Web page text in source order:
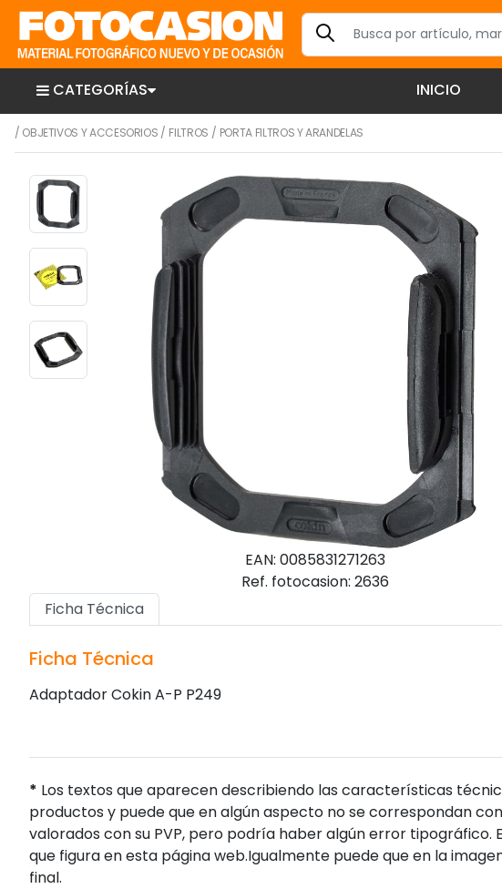
CATEGORÍAS INICIO
/ OBJETIVOS Y ACCESORIOS / FILTROS / PORTA FILTROS Y ARANDELAS
EAN: 0085831271263
Ref. fotocasion: 2636
Ficha Técnica
Ficha Técnica
Adaptador Cokin A-P P249
* Los textos que aparecen describiendo las características
productos y puede que en algún aspecto no se correspondan
valorados con su PVP, pero podría haber algún error
que figura en esta página web.Igualmente puede que en la
final.